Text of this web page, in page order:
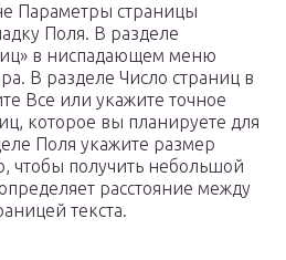
Параметры страницы
Поля. В разделе
в ниспадающем меню
В разделе Число страниц в
Все или укажите точное
которое вы планируете для
Поля укажите размер
чтобы получить небольшой
расстояние между
текста.